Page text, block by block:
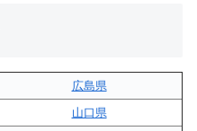
広島県
山口県